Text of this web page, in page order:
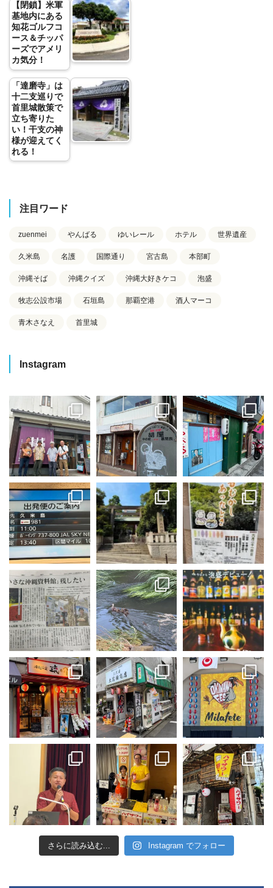
【閉鎖】米軍
基地内にある
知花ゴルフコ
ース＆チッパ
ーズでアメリ
カ気分！
「達磨寺」は
十二支巡りで
首里城散策で
立ち寄りた
い！干支の神
様が迎えてく
れる！
注目ワード
zuenmei やんばる ゆいレール ホテル 世界遺産
久米島 名護 国際通り 宮古島 本部町
沖縄そば 沖縄クイズ 沖縄大好きケコ 泡盛
牧志公設市場 石垣島 那覇空港 酒人マーコ
青木さなえ 首里城
Instagram
さらに読み込む... Instagram でフォロー